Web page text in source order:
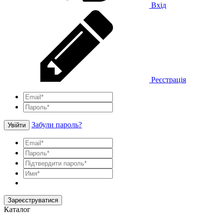
Вхід
Реєстрація
Увійти Забули пароль?
Зареєструватися
Каталог